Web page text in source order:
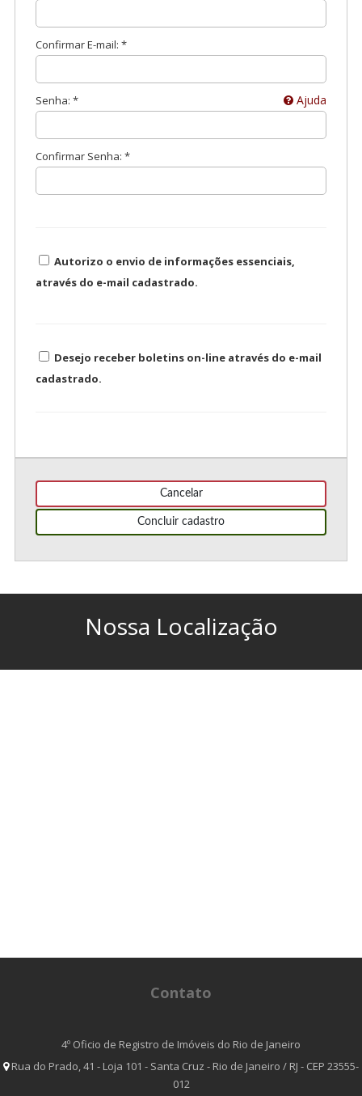
Confirmar E-mail: *
Senha: * Ajuda
Confirmar Senha: *
Autorizo o envio de informações essenciais,
através do e-mail cadastrado.
Desejo receber boletins on-line através do e-mail
cadastrado.
Cancelar
Concluir cadastro
Nossa Localização
Contato
4º Oficio de Registro de Imóveis do Rio de Janeiro
Rua do Prado, 41 - Loja 101 - Santa Cruz - Rio de Janeiro / RJ - CEP 23555-
012